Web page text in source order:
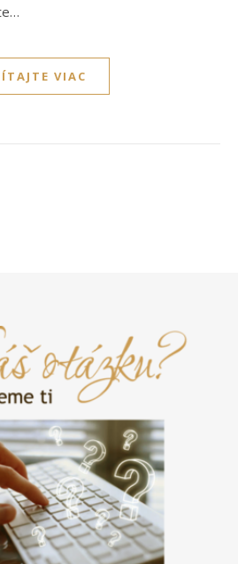
VIAC